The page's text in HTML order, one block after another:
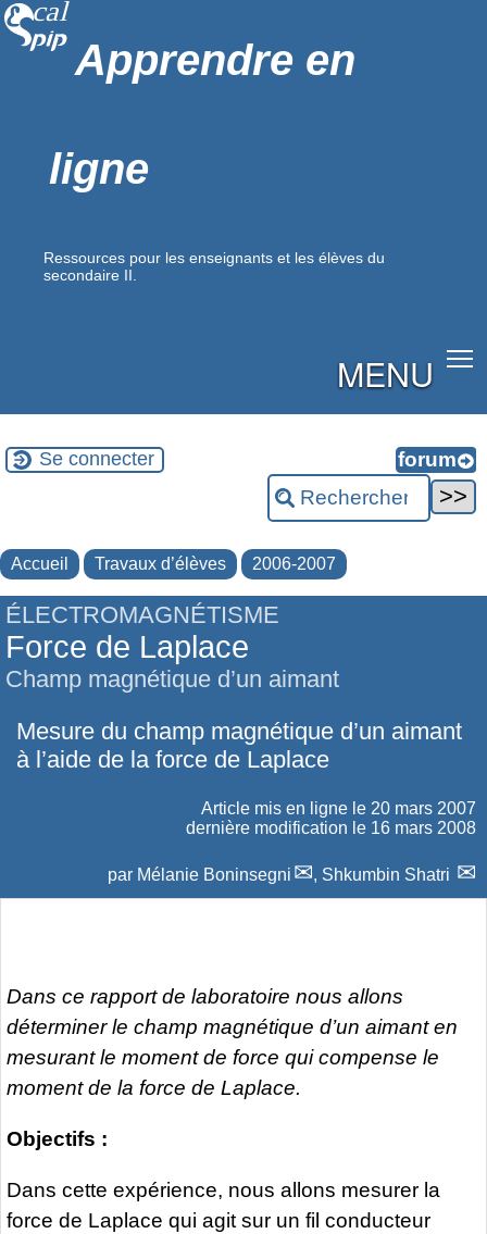
Apprendre en
ligne
Ressources pour les enseignants et les élèves du
secondaire II.
MENU
Se connecter
Accueil Travaux d’élèves 2006-2007
ÉLECTROMAGNÉTISME
Force de Laplace
Champ magnétique d’un aimant
Mesure du champ magnétique d’un aimant
à l’aide de la force de Laplace
Article mis en ligne le 20 mars 2007
dernière modification le 16 mars 2008
par Mélanie Boninsegni , Shkumbin Shatri
Dans ce rapport de laboratoire nous allons
déterminer le champ magnétique d’un aimant en
mesurant le moment de force qui compense le
moment de la force de Laplace.
Objectifs :
Dans cette expérience, nous allons mesurer la
force de Laplace qui agit sur un fil conducteur